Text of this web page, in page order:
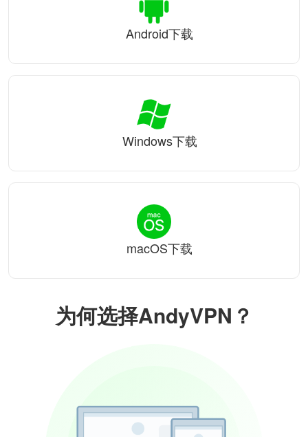
为何选择AndyVPN？
Android下载
Windows下载
macOS下载